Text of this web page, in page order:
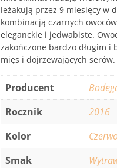
leżakują przez 9 miesięcy w
kombinacją czarnych
eleganckie i jedwabiste.
zakończone bardzo długim i
mięs i dojrzewających
Producent
Rocznik
2016
Kolor
Smak